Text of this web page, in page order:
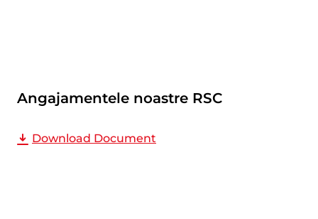
Angajamentele noastre RSC
Download Document
Angajamentele noastre RSC